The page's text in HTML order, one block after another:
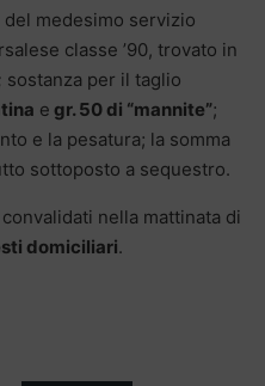
del medesimo servizio
classe ’90, trovato in
sostanza per il taglio
e gr. 50 di “mannite”;
e la pesatura; la somma
sottoposto a sequestro.
nella mattinata di
domiciliari.